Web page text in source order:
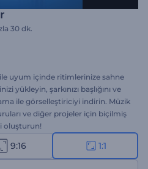
30 dk.
uyum içinde ritimlerinize sahne
yükleyin, şarkınızı başlığını ve
ile görselleştiriciyi indirin. Müzik
ve diğer projeler için biçilmiş
oluşturun!
9:16 1:1